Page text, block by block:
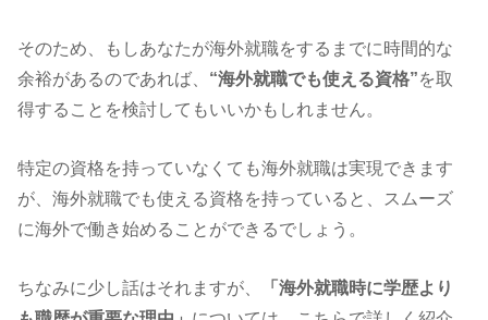
そのため、もしあなたが海外就職をするまでに時間的な
余裕があるのであれば、 “海外就職でも使える資格”を取
得することを検討してもいいかもしれません。
特定の資格を持っていなくても海外就職は実現できます
が、海外就職でも使える資格を持っていると、スムーズ
に海外で働き始めることができるでしょう。
ちなみに少し話はそれますが、
「海外就職時に学歴より